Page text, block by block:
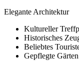
Elegante Architektur
Kultureller
Historisches
Beliebtes
Gepflegte